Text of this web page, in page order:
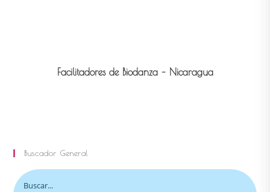
Facilitadores de Biodanza – Nicaragua
Buscador General